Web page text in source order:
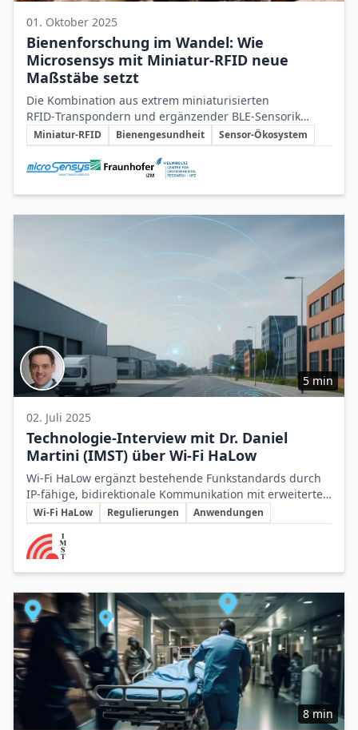
01. Oktober 2025
Bienenforschung im Wandel: Wie
Microsensys mit Miniatur-RFID neue
Maßstäbe setzt
Die Kombination aus extrem miniaturisierten
RFID‑Transpondern und ergänzender BLE‑Sensorik
ermöglicht erstmals individuelle, datenbasierte
Überwachung von Bienen und verbessert damit
Forschung sowie Schutzstrategien für Bienenvölker.
Schlüsselthemen
Miniatur‑RFID Bienengesundheit Sensor‑Ökosystem
Beteiligte Unternehmen
5 min
02. Juli 2025
Technologie-Interview mit Dr. Daniel
Martini (IMST) über Wi-Fi HaLow
Wi‑Fi HaLow ergänzt bestehende Funkstandards durch
IP‑fähige, bidirektionale Kommunikation mit erweiterter
Reichweite, bleibt in Europa jedoch wegen
regulatorischer Beschränkungen und Kostenchancen
vorerst begrenzt.
Schlüsselthemen
Wi‑Fi HaLow Regulierungen Anwendungen
Beteiligte Unternehmen
8 min